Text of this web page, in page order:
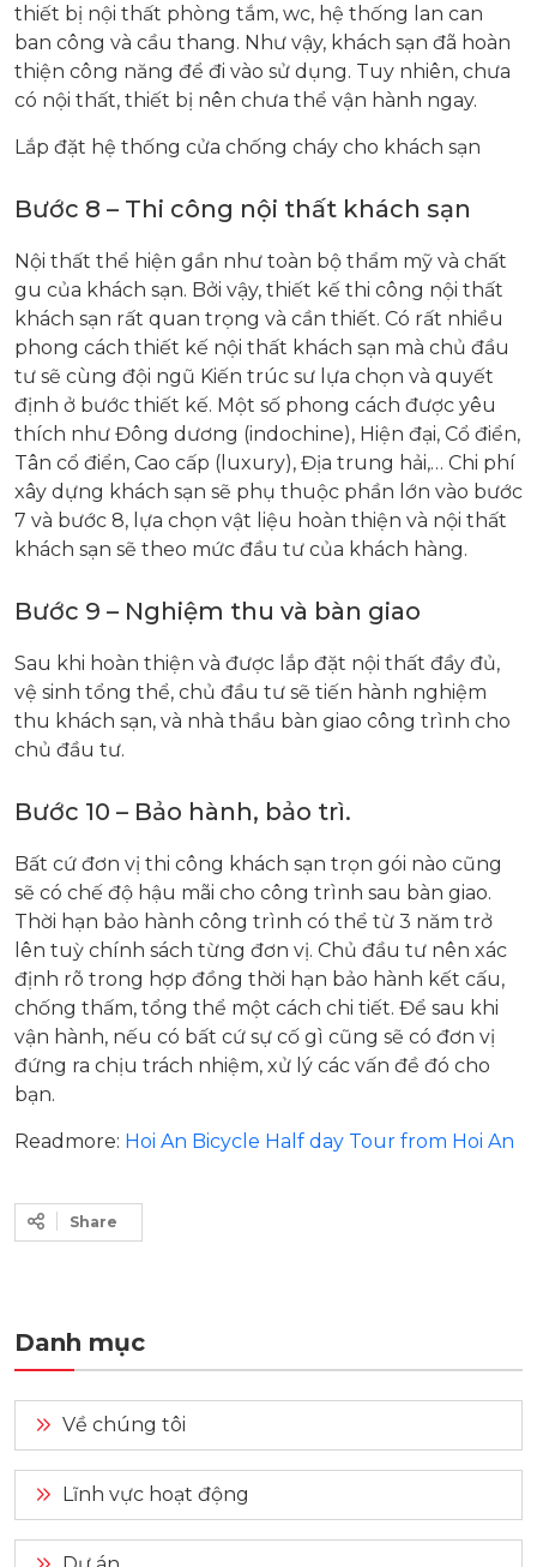
thiết bị nội thất phòng tắm, wc, hệ thống lan can
ban công và cầu thang. Như vậy, khách sạn đã hoàn
thiện công năng để đi vào sử dụng. Tuy nhiên, chưa
có nội thất, thiết bị nên chưa thể vận hành ngay.
Lắp đặt hệ thống cửa chống cháy cho khách sạn
Bước 8 – Thi công nội thất khách sạn
Nội thất thể hiện gần như toàn bộ thẩm mỹ và chất
gu của khách sạn. Bởi vậy, thiết kế thi công nội thất
khách sạn rất quan trọng và cần thiết. Có rất nhiều
phong cách thiết kế nội thất khách sạn mà chủ đầu
tư sẽ cùng đội ngũ Kiến trúc sư lựa chọn và quyết
định ở bước thiết kế. Một số phong cách được yêu
thích như Đông dương (indochine), Hiện đại, Cổ điển,
Tân cổ điển, Cao cấp (luxury), Địa trung hải,… Chi phí
xây dựng khách sạn sẽ phụ thuộc phần lớn vào bước
7 và bước 8, lựa chọn vật liệu hoàn thiện và nội thất
khách sạn sẽ theo mức đầu tư của khách hàng.
Bước 9 – Nghiệm thu và bàn giao
Sau khi hoàn thiện và được lắp đặt nội thất đầy đủ,
vệ sinh tổng thể, chủ đầu tư sẽ tiến hành nghiệm
thu khách sạn, và nhà thầu bàn giao công trình cho
chủ đầu tư.
Bước 10 – Bảo hành, bảo trì.
Bất cứ đơn vị thi công khách sạn trọn gói nào cũng
sẽ có chế độ hậu mãi cho công trình sau bàn giao.
Thời hạn bảo hành công trình có thể từ 3 năm trở
lên tuỳ chính sách từng đơn vị. Chủ đầu tư nên xác
định rõ trong hợp đồng thời hạn bảo hành kết cấu,
chống thấm, tổng thể một cách chi tiết. Để sau khi
vận hành, nếu có bất cứ sự cố gì cũng sẽ có đơn vị
đứng ra chịu trách nhiệm, xử lý các vấn đề đó cho
bạn.
Readmore: Hoi An Bicycle Half day Tour from Hoi An
Share
Danh mục
Về chúng tôi
Lĩnh vực hoạt động